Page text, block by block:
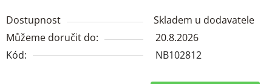
Dostupnost
Skladem u dodavatele
Můžeme doručit do:
20.8.2026
Kód:
NB102812